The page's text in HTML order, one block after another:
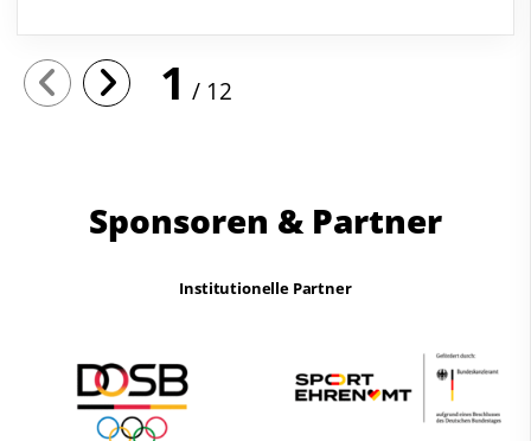
1 12
Sponsoren & Partner
Institutionelle Partner